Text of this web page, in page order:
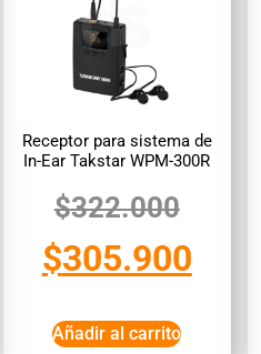
Receptor para sistema de
In-Ear Takstar WPM-300R
$322.000
$305.900
Añadir al carrito